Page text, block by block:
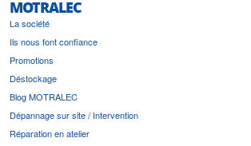
MOTRALEC
La société
Ils nous font confiance
Promotions
Déstockage
Blog MOTRALEC
Dépannage sur site / Intervention
Réparation en atelier